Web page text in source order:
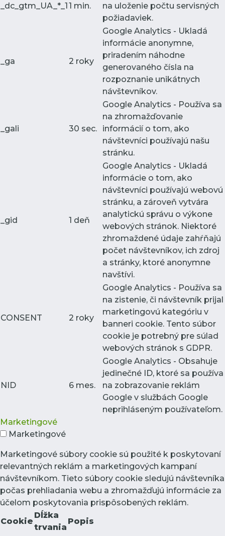
_dc_gtm_UA_*_11 min.
na uloženie počtu servisných
požiadaviek.
_ga 2 roky
Google Analytics - Ukladá
informácie anonymne,
priradením náhodne
generovaného čísla na
rozpoznanie unikátnych
návštevníkov.
_gali 30 sec.
Google Analytics - Používa sa
na zhromažďovanie
informácií o tom, ako
návštevníci používajú našu
stránku.
_gid 1 deň
Google Analytics - Ukladá
informácie o tom, ako
návštevníci používajú webovú
stránku, a zároveň vytvára
analytickú správu o výkone
webových stránok. Niektoré
zhromaždené údaje zahŕňajú
počet návštevníkov, ich zdroj
a stránky, ktoré anonymne
navštívi.
CONSENT 2 roky
Google Analytics - Používa sa
na zistenie, či návštevník prijal
marketingovú kategóriu v
banneri cookie. Tento súbor
cookie je potrebný pre súlad
webových stránok s GDPR.
NID 6 mes.
Google Analytics - Obsahuje
jedinečné ID, ktoré sa používa
na zobrazovanie reklám
Google v službách Google
neprihláseným používateľom.
Marketingové
Marketingové
Marketingové súbory cookie sú použité k poskytovaní
relevantných reklám a marketingových kampaní
návštevníkom. Tieto súbory cookie sledujú návštevníka
počas prehliadania webu a zhromažďujú informácie za
účelom poskytovania prispôsobených reklám.
Cookie
Dĺžka
trvania
Popis